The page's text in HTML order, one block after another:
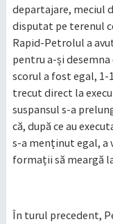
departajare, meciul
disputat pe terenul
Rapid-Petrolul a
pentru a-și
scorul a fost egal,
trecut direct la
suspansul s-a
că, după ce au
s-a menținut egal,
formații să meargă
În turul precedent,